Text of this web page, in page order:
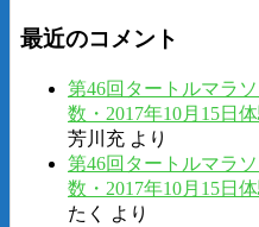
最近のコメント
第46回タートルマラ
数・2017年10月15日
芳川充 より
第46回タートルマラ
数・2017年10月15日
たく
より